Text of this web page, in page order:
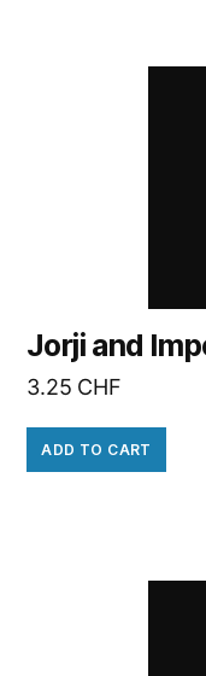
Jorji and
3.25 CHF
ADD TO CART